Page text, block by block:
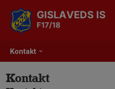
Kontakt
GISLAVEDS IS
F17/18
Kontakt